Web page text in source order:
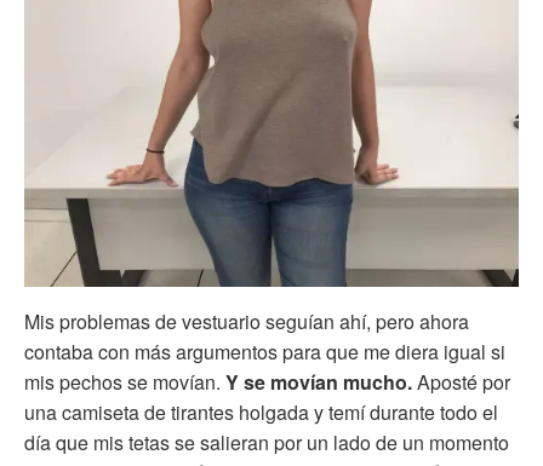
Mis problemas de vestuario seguían ahí, pero ahora
contaba con más argumentos para que me diera igual si
mis pechos se movían. Y se movían mucho.Aposté por
una camiseta de tirantes holgada y temí durante todo el
día que mis tetas se salieran por un lado de un momento